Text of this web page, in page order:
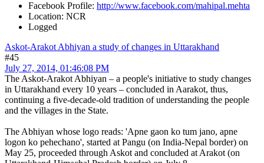
Facebook Profile: http://www.facebook.com/mahipal.mehta
Location: NCR
Logged
Askot-Arakot Abhiyan a study of changes in Uttarakhand
#45
July 27, 2014, 01:46:08 PM
The Askot-Arakot Abhiyan – a people's initiative to study changes
in Uttarakhand every 10 years – concluded in Aarakot, thus,
continuing a five-decade-old tradition of understanding the people
and the villages in the State.
The Abhiyan whose logo reads: 'Apne gaon ko tum jano, apne
logon ko pehechano', started at Pangu (on India-Nepal border) on
May 25, proceeded through Askot and concluded at Arakot (on